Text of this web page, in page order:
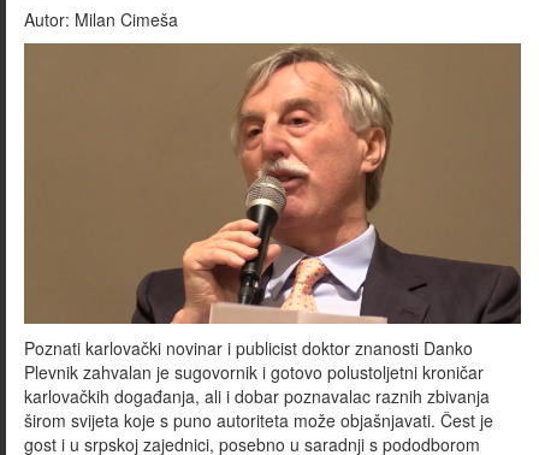
Autor: Milan Cimeša
Poznati karlovački novinar i publicist doktor znanosti Danko
Plevnik zahvalan je sugovornik i gotovo polustoljetni kroničar
karlovačkih događanja, ali i dobar poznavalac raznih zbivanja
širom svijeta koje s puno autoriteta može objašnjavati. Čest je
gost i u srpskoj zajednici, posebno u saradnji s pododborom